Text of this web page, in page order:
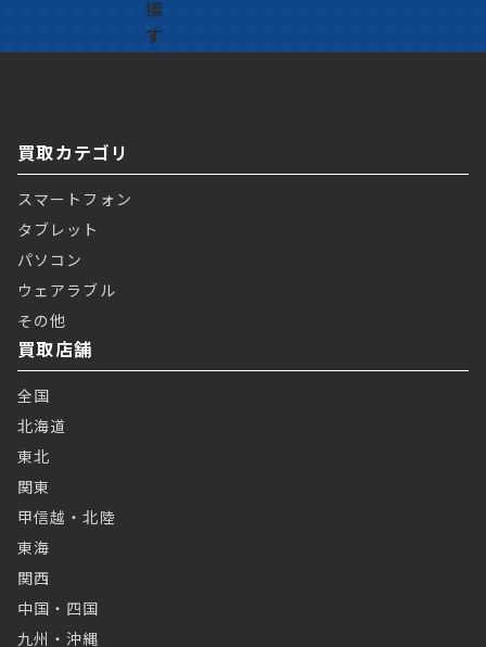
買取カテゴリ
スマートフォン
タブレット
パソコン
ウェアラブル
その他
買取店舗
全国
北海道
東北
関東
甲信越・北陸
東海
関西
中国・四国
九州・沖縄